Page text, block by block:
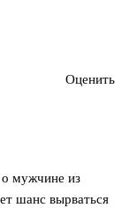
мужчине из
шанс вырваться
Оценить